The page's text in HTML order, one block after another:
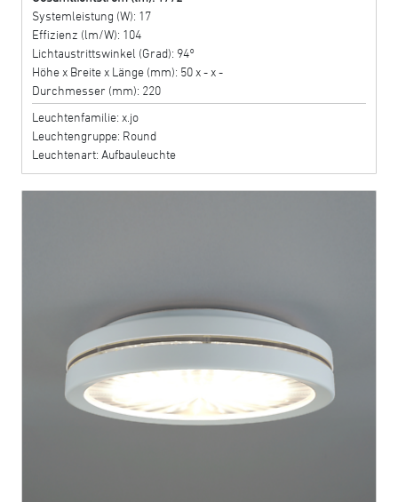
Systemleistung (W): 17
Effizienz (lm/W): 104
Lichtaustrittswinkel (Grad): 94°
Höhe x Breite x Länge (mm): 50 x - x -
Durchmesser (mm): 220
Leuchtenfamilie: x.jo
Leuchtengruppe: Round
Leuchtenart: Aufbauleuchte